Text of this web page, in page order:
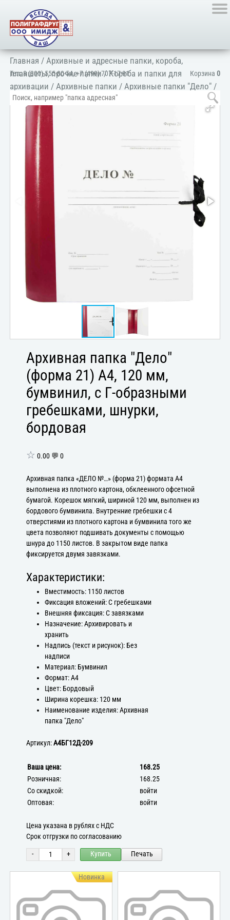
Корзина 0
Тел:8 (800) 555-80-54,+7 (499) 707-17-91
Главная /Архивные и адресные папки, короба,
планшеты, прочие папки/Короба и папки для
архивации /Архивные папки /Архивные папки "Дело" /
Архивная папка "Дело"
(форма 21) А4, 120 мм,
бумвинил, с Г-образными
гребешками, шнурки,
бордовая
☆ 0.00 💬 0
Архивная папка «ДЕЛО №…» (форма 21) формата А4
выполнена из плотного картона, обклеенного офсетной
бумагой. Корешок мягкий, шириной 120 мм, выполнен из
бордового бумвинила. Внутренние гребешки с 4
отверстиями из плотного картона и бумвинила того же
цвета позволяют подшивать документы с помощью
шнура до 1150 листов. В закрытом виде папка
фиксируется двумя завязками.
Характеристики:
Вместимость: 1150 листов
Фиксация вложений: С гребешками
Внешняя фиксация: С завязками
Назначение: Архивировать и
хранить
Надпись (текст и рисунок): Без
надписи
Материал: Бумвинил
Формат: А4
Цвет: Бордовый
Ширина корешка: 120 мм
Наименование изделия: Архивная
папка "Дело"
Артикул:А4БГ12Д-209
Ваша цена:
168.25
Розничная:
168.25
Со скидкой:
войти
Оптовая:
войти
Цена указана в рублях с НДС
Срок отгрузки по согласованию
- + Купить Печать
Новинка